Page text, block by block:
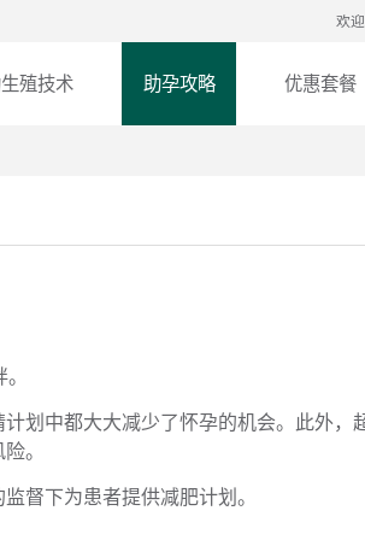
欢
殖技术 助孕攻略 优惠套餐
划中都大大减少了怀孕的机会。此外，
。
督下为患者提供减肥计划。